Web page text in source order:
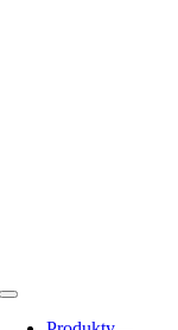
Toggle
Navigation